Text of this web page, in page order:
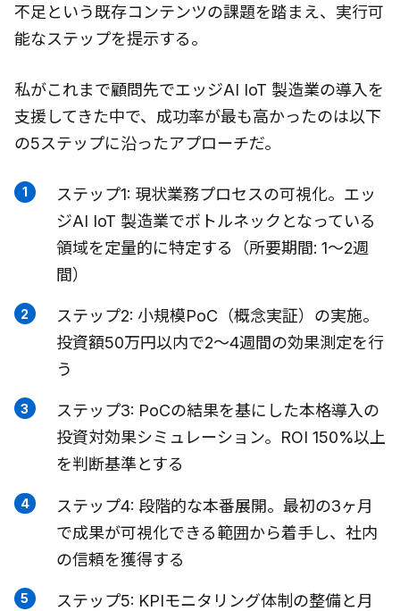
不足という既存コンテンツの課題を踏まえ、実行可
能なステップを提示する。
私がこれまで顧問先でエッジAI IoT 製造業の導入を
支援してきた中で、成功率が最も高かったのは以下
の5ステップに沿ったアプローチだ。
ステップ1: 現状業務プロセスの可視化。エッ
ジAI IoT 製造業でボトルネックとなっている
領域を定量的に特定する（所要期間: 1〜2週
間）
ステップ2: 小規模PoC（概念実証）の実施。
投資額50万円以内で2〜4週間の効果測定を行
う
ステップ3: PoCの結果を基にした本格導入の
投資対効果シミュレーション。ROI 150%以上
を判断基準とする
ステップ4: 段階的な本番展開。最初の3ヶ月
で成果が可視化できる範囲から着手し、社内
の信頼を獲得する
ステップ5: KPIモニタリング体制の整備と月